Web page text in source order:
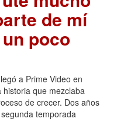
de mí
poco
a Prime Video en
que mezclaba
de crecer. Dos años
temporada